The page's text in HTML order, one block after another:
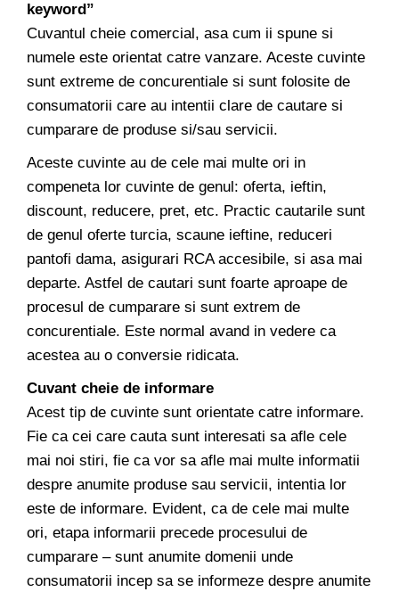
keyword”
Cuvantul cheie comercial, asa cum ii spune si
numele este orientat catre vanzare. Aceste cuvinte
sunt extreme de concurentiale si sunt folosite de
consumatorii care au intentii clare de cautare si
cumparare de produse si/sau servicii.
Aceste cuvinte au de cele mai multe ori in
compeneta lor cuvinte de genul: oferta, ieftin,
discount, reducere, pret, etc. Practic cautarile sunt
de genul oferte turcia, scaune ieftine, reduceri
pantofi dama, asigurari RCA accesibile, si asa mai
departe. Astfel de cautari sunt foarte aproape de
procesul de cumparare si sunt extrem de
concurentiale. Este normal avand in vedere ca
acestea au o conversie ridicata.
Cuvant cheie de informare
Acest tip de cuvinte sunt orientate catre informare.
Fie ca cei care cauta sunt interesati sa afle cele
mai noi stiri, fie ca vor sa afle mai multe informatii
despre anumite produse sau servicii, intentia lor
este de informare. Evident, ca de cele mai multe
ori, etapa informarii precede procesului de
cumparare – sunt anumite domenii unde
consumatorii incep sa se informeze despre anumite